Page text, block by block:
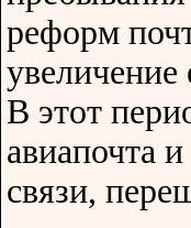
реформ
увеличение
В этот
авиапочта
связи,